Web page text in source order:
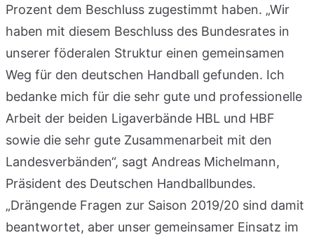
Prozent dem Beschluss zugestimmt haben. „Wir
haben mit diesem Beschluss des Bundesrates in
unserer föderalen Struktur einen gemeinsamen
Weg für den deutschen Handball gefunden. Ich
bedanke mich für die sehr gute und professionelle
Arbeit der beiden Ligaverbände HBL und HBF
sowie die sehr gute Zusammenarbeit mit den
Landesverbänden“, sagt Andreas Michelmann,
Präsident des Deutschen Handballbundes.
„Drängende Fragen zur Saison 2019/20 sind damit
beantwortet, aber unser gemeinsamer Einsatz im